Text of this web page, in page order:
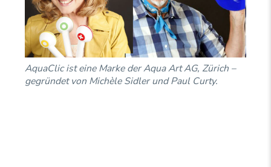
AquaClic ist eine Marke der Aqua Art AG, Zürich –
gegründet von Michèle Sidler und Paul Curty.